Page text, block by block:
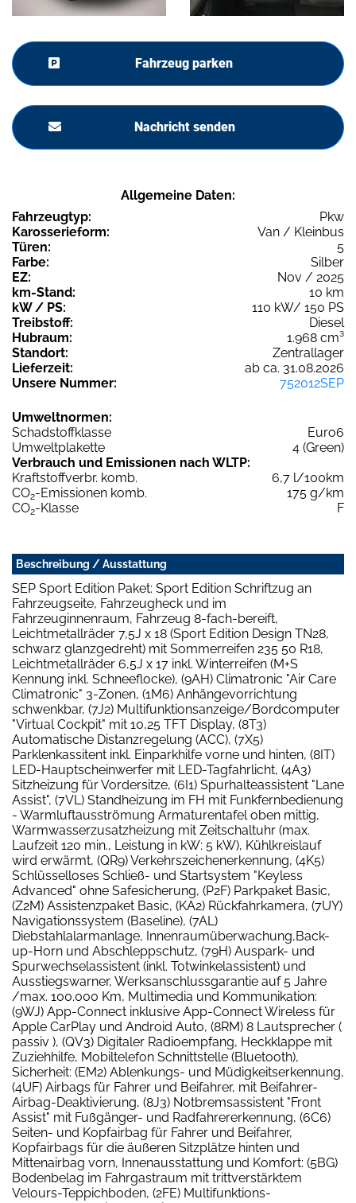
Fahrzeug parken
Nachricht senden
Allgemeine Daten:
Fahrzeugtyp:
Pkw
Karosserieform:
Van / Kleinbus
Türen:
5
Farbe:
Silber
EZ:
Nov / 2025
km-Stand:
10 km
kW / PS:
110 kW/ 150 PS
Treibstoff:
Diesel
Hubraum:
1.968 cm³
Standort:
Zentrallager
Lieferzeit:
ab ca. 31.08.2026
Unsere Nummer:
752012SEP
Umweltnormen:
Schadstoffklasse
Euro6
Umweltplakette
4 (Green)
Verbrauch und Emissionen nach WLTP:
Kraftstoffverbr. komb.
6,7 l/100km
CO2-Emissionen komb.
175 g/km
CO2-Klasse F
Beschreibung / Ausstattung
SEP Sport Edition Paket: Sport Edition Schriftzug an
Fahrzeugseite, Fahrzeugheck und im
Fahrzeuginnenraum, Fahrzeug 8-fach-bereift,
Leichtmetallräder 7,5J x 18 (Sport Edition Design TN28,
schwarz glanzgedreht) mit Sommerreifen 235 50 R18,
Leichtmetallräder 6,5J x 17 inkl. Winterreifen (M+S
Kennung inkl. Schneeflocke), (9AH) Climatronic "Air Care
Climatronic" 3-Zonen, (1M6) Anhängevorrichtung
schwenkbar, (7J2) Multifunktionsanzeige/Bordcomputer
"Virtual Cockpit" mit 10,25 TFT Display, (8T3)
Automatische Distanzregelung (ACC), (7X5)
Parklenkassitent inkl. Einparkhilfe vorne und hinten, (8IT)
LED-Hauptscheinwerfer mit LED-Tagfahrlicht, (4A3)
Sitzheizung für Vordersitze, (6I1) Spurhalteassistent "Lane
Assist", (7VL) Standheizung im FH mit Funkfernbedienung
- Warmluftausströmung Armaturentafel oben mittig,
Warmwasserzusatzheizung mit Zeitschaltuhr (max.
Laufzeit 120 min., Leistung in kW: 5 kW), Kühlkreislauf
wird erwärmt, (QR9) Verkehrszeichenerkennung, (4K5)
Schlüsselloses Schließ- und Startsystem "Keyless
Advanced" ohne Safesicherung, (P2F) Parkpaket Basic,
(Z2M) Assistenzpaket Basic, (KA2) Rückfahrkamera, (7UY)
Navigationssystem (Baseline), (7AL)
Diebstahlalarmanlage, Innenraumüberwachung,Back-
up-Horn und Abschleppschutz, (79H) Auspark- und
Spurwechselassistent (inkl. Totwinkelassistent) und
Ausstiegswarner, Werksanschlussgarantie auf 5 Jahre
/max. 100.000 Km, Multimedia und Kommunikation:
(9WJ) App-Connect inklusive App-Connect Wireless für
Apple CarPlay und Android Auto, (8RM) 8 Lautsprecher (
passiv ), (QV3) Digitaler Radioempfang, Heckklappe mit
Zuziehhilfe, Mobiltelefon Schnittstelle (Bluetooth),
Sicherheit: (EM2) Ablenkungs- und Müdigkeitserkennung,
(4UF) Airbags für Fahrer und Beifahrer, mit Beifahrer-
Airbag-Deaktivierung, (8J3) Notbremsassistent "Front
Assist" mit Fußgänger- und Radfahrererkennung, (6C6)
Seiten- und Kopfairbag für Fahrer und Beifahrer,
Kopfairbags für die äußeren Sitzplätze hinten und
Mittenairbag vorn, Innenausstattung und Komfort: (5BG)
Bodenbelag im Fahrgastraum mit trittverstärktem
Velours-Teppichboden, (2FE) Multifunktions-